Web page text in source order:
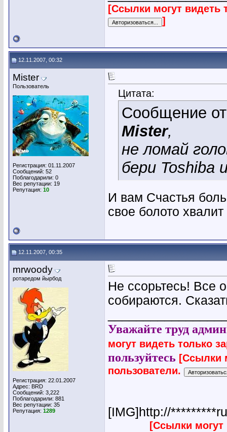
[Ссылки могут видеть
]
12.11.2007, 00:32
Mister
Пользователь
Регистрация: 01.11.2007
Сообщений: 52
Поблагодарили: 0
Вес репутации: 19
Репутация: 10
Цитата:
Сообщение
Mister,
не ломай
бери Toshiba
И вам Счастья
свое болото хвалит
12.11.2007, 00:35
mrwoody
ротаредом йырбод
Регистрация: 22.01.2007
Адрес: BRD
Сообщений: 3,222
Поблагодарили: 881
Вес репутации: 35
Репутация: 1289
Не ссорьтесь! Все
собираются.
Уважайте труд
могут видеть только
пользуйтесь [Ссылки
пользователи.
[IMG]http://
[Ссылки могут